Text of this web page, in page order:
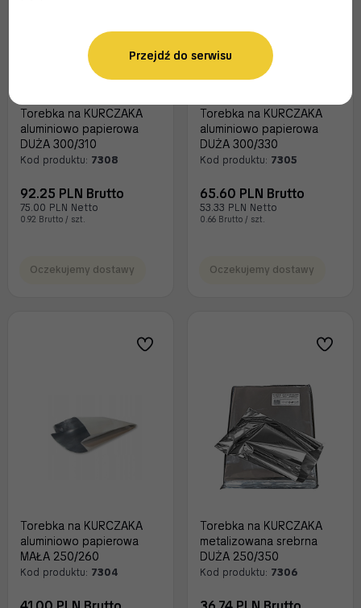
Torebka na KURCZAKA
aluminiowo papierowa
DUŻA 300/310
Kod produktu: 7308
92.25 PLN Brutto
75.00 PLN Netto
0.92 Brutto / szt.
Oczekujemy dostawy
Torebka na KURCZAKA
aluminiowo papierowa
DUŻA 300/330
Kod produktu: 7305
65.60 PLN Brutto
53.33 PLN Netto
0.66 Brutto / szt.
Oczekujemy dostawy
Torebka na KURCZAKA
aluminiowo papierowa
MAŁA 250/260
Kod produktu: 7304
Torebka na KURCZAKA
metalizowana srebrna
DUŻA 250/350
Kod produktu: 7306
Przejdź do serwisu